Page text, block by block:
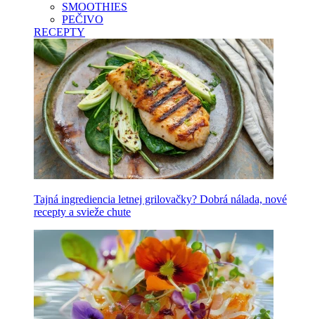
SMOOTHIES
PEČIVO
RECEPTY
Tajná ingrediencia letnej grilovačky? Dobrá nálada, nové
recepty a svieže chute